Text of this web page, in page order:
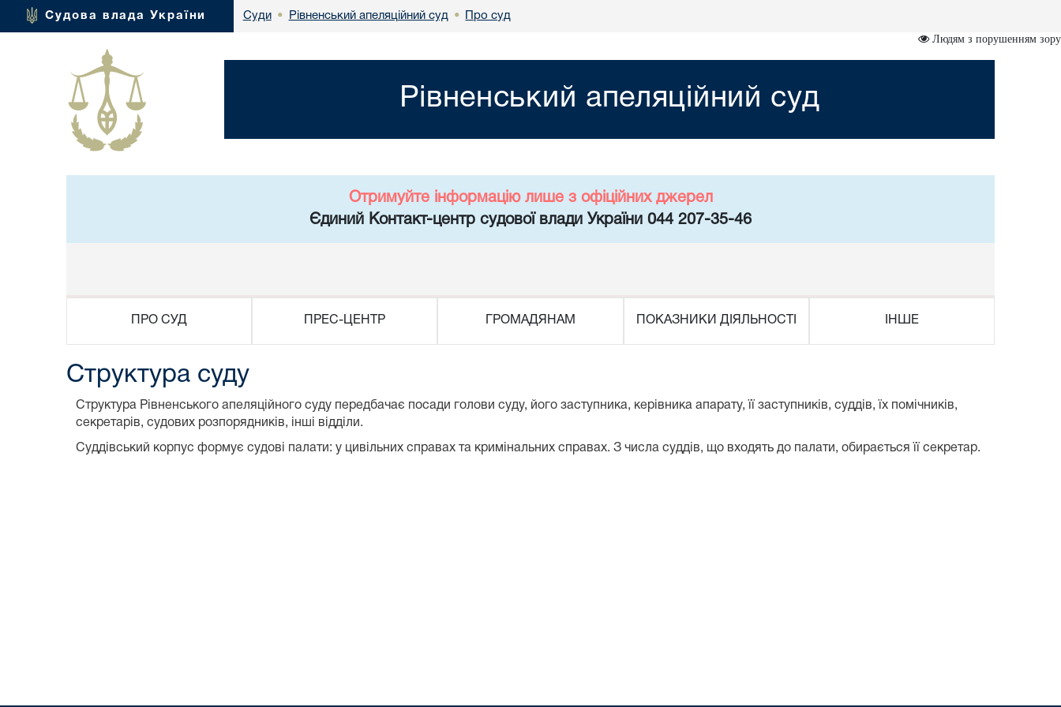
Судова влада України Суди • Рівненський апеляційний суд • Про суд
Людям з порушенням зору
Рівненський апеляційний суд
Отримуйте інформацію лише з офіційних джерел
Єдиний Контакт-центр судової влади України 044 207-35-46
ПРО СУД ПРЕС-ЦЕНТР ГРОМАДЯНАМ ПОКАЗНИКИ ДІЯЛЬНОСТІ ІНШЕ
Структура суду
Структура Рівненського апеляційного суду передбачає посади голови суду, його заступника, керівника апарату, її заступників, суддів, їх помічників,
секретарів, судових розпорядників, інші відділи.
Суддівський корпус формує судові палати: у цивільних справах та кримінальних справах. З числа суддів, що входять до палати, обирається її секретар.